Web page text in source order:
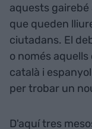
aquests
que queden
ciutadans. El
o només
català i
per trobar un
D'aquí tres